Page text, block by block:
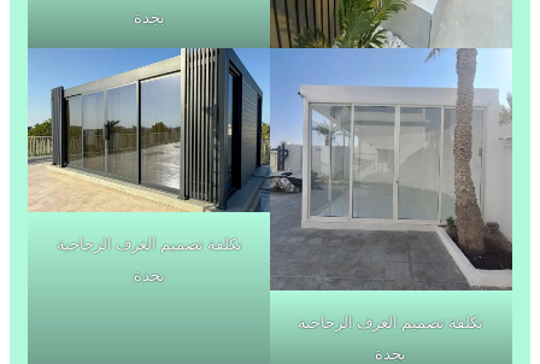
بجدة
تكلفة تصميم الغرف الزجاجية
بجدة
تكلفة تصميم الغرف الزجاجية
بجدة